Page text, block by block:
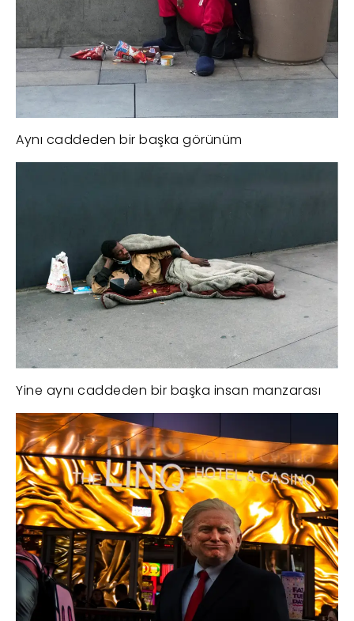
Aynı caddeden bir başka görünüm
Yine aynı caddeden bir başka insan manzarası